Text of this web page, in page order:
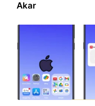
Akar